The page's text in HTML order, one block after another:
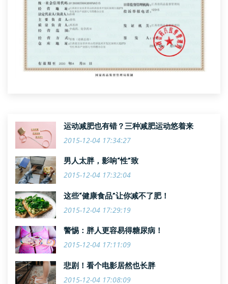
运动减肥也有错？三种减肥运动悠着来
2015-12-04 17:34:27
男人太胖，影响“性”致
2015-12-04 17:32:04
这些“健康食品”让你减不了肥！
2015-12-04 17:29:19
警惕：胖人更容易得糖尿病！
2015-12-04 17:11:09
悲剧！看个电影居然也长胖
2015-12-04 17:08:09